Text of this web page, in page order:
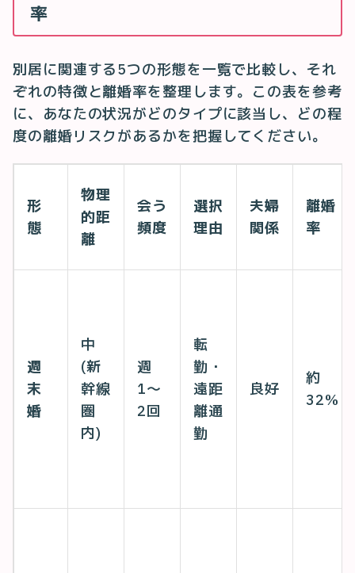
率
別居に関連する5つの形態を一覧で比較し、それ
ぞれの特徴と離婚率を整理します。この表を参考
に、あなたの状況がどのタイプに該当し、どの程
度の離婚リスクがあるかを把握してください。
形
態
物理
的距
離
会う
頻度
選択
理由
夫婦
関係
離婚
率
週
末
婚
中
(新
幹線
圏
内)
週
1〜
2回
転
勤・
遠距
離通
勤
良好
約
32%